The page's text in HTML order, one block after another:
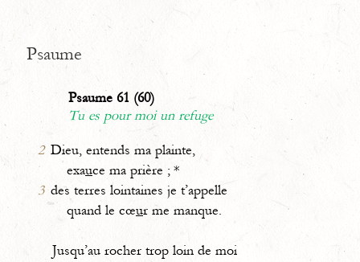
Psaume
Psaume 61 (60)
Tu es pour moi un refuge
2 Dieu, entends ma plainte,
exauce ma prière ; *
3 des terres lointaines je t’appelle
quand le cœur me manque.
Jusqu’au rocher trop loin de moi